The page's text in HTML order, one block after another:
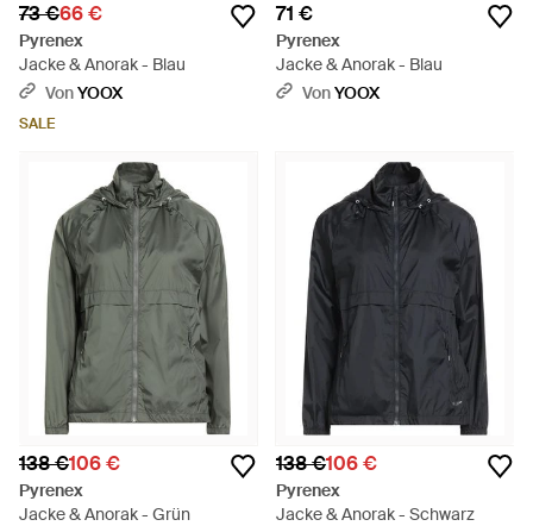
73 €66 €
Pyrenex
Jacke & Anorak - Blau
VonYOOX
SALE
71 €
Pyrenex
Jacke & Anorak - Blau
VonYOOX
138 €106 €
Pyrenex
Jacke & Anorak - Grün
138 €106 €
Pyrenex
Jacke & Anorak - Schwarz